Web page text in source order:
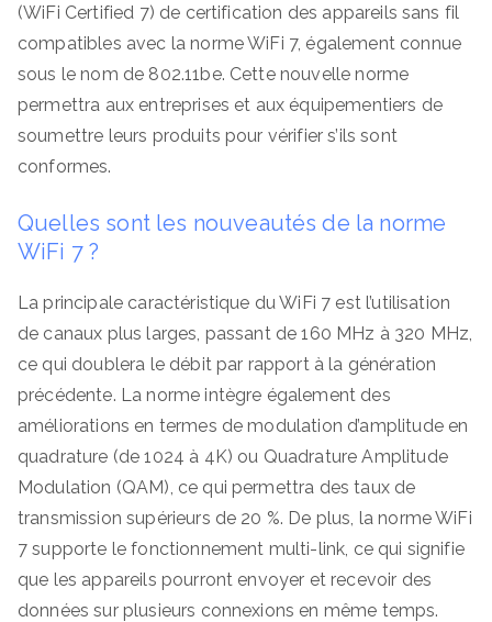
(WiFi Certified 7) de certification des appareils sans fil
compatibles avec la norme WiFi 7, également connue
sous le nom de 802.11be. Cette nouvelle norme
permettra aux entreprises et aux équipementiers de
soumettre leurs produits pour vérifier s’ils sont
conformes.
Quelles sont les nouveautés de la norme
WiFi 7 ?
La principale caractéristique du WiFi 7 est l’utilisation
de canaux plus larges, passant de 160 MHz à 320 MHz,
ce qui doublera le débit par rapport à la génération
précédente. La norme intègre également des
améliorations en termes de modulation d’amplitude en
quadrature (de 1024 à 4K) ou Quadrature Amplitude
Modulation (QAM), ce qui permettra des taux de
transmission supérieurs de 20 %. De plus, la norme WiFi
7 supporte le fonctionnement multi-link, ce qui signifie
que les appareils pourront envoyer et recevoir des
données sur plusieurs connexions en même temps.